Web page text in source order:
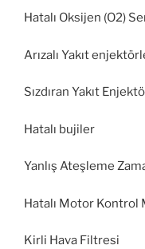
Hatalı Oksijen (O2)
Arızalı Yakıt
Sızdıran Yakıt
Hatalı bujiler
Yanlış Ateşleme
Hatalı Motor Kontrol
Kirli Hava Filtresi